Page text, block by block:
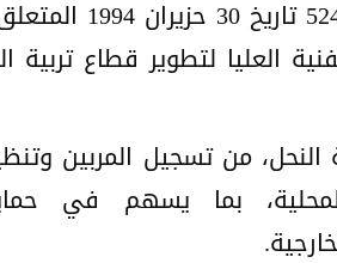
تاريخ 12 حزيران
الوطنية الفنية العليا لتطوير
من تسجيل المربين
المحلية، بما يسهم في